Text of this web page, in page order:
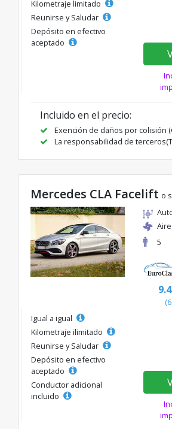
Kilometraje limitado
Reunirse y Saludar
Depósito en efectivo
aceptado
Incluido en el precio:
Exención de daños por colisión
La responsabilidad de
Mercedes CLA Facelift o
5
Igual a igual
Kilometraje ilimitado
Reunirse y Saludar
Depósito en efectivo
aceptado
Conductor adicional
incluido